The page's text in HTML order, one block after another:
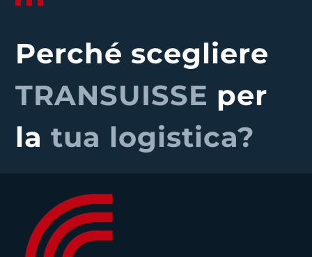
Perché scegliere
TRANSUISSE per
latua logistica?